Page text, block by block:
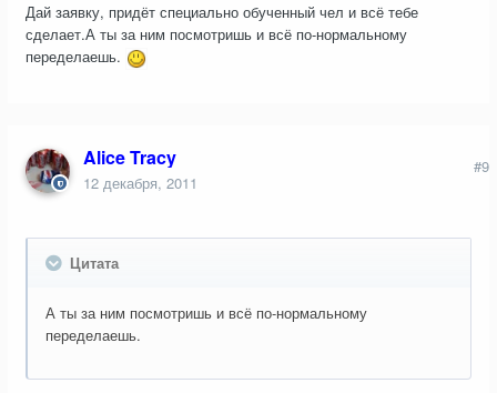
Дай заявку, придёт специально обученный чел и всё тебе
сделает.А ты за ним посмотришь и всё по-нормальному
переделаешь.
Alice Tracy
12 декабря, 2011
#9
Цитата
А ты за ним посмотришь и всё по-нормальному
переделаешь.